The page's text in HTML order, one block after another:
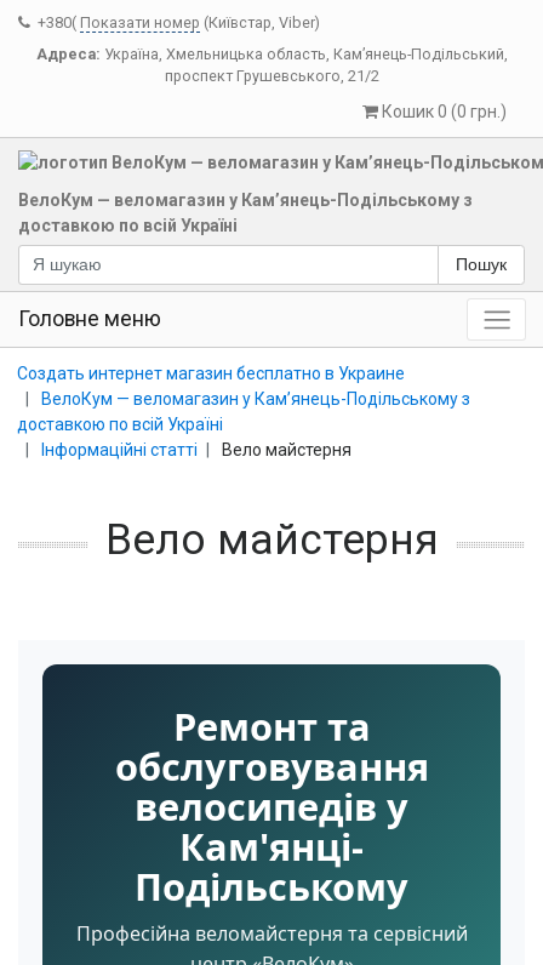
+380( Показати номер (Київстар, Viber)
Адреса: Україна, Хмельницька область, Кам’янець-Подільський,
проспект Грушевського, 21/2
Кошик 0 (0 грн.)
ВелоКум — веломагазин у Кам’янець-Подільському з
доставкою по всій Україні
Пошук
Головне меню
Создать интернет магазин бесплатно в Украине
ВелоКум — веломагазин у Кам’янець-Подільському з
доставкою по всій Україні
Інформаційні статті
Вело майстерня
Вело майстерня
Ремонт та
обслуговування
велосипедів у
Кам'янці-
Подільському
Професійна веломайстерня та сервісний